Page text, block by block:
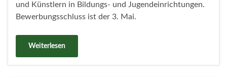
und Künstlern in Bildungs- und Jugendeinrichtungen.
Bewerbungsschluss ist der 3. Mai.
Weiterlesen